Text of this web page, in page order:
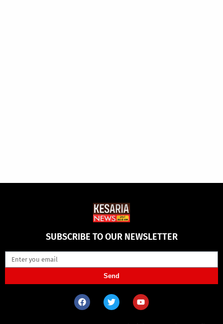
SUBSCRIBE TO OUR NEWSLETTER
Send